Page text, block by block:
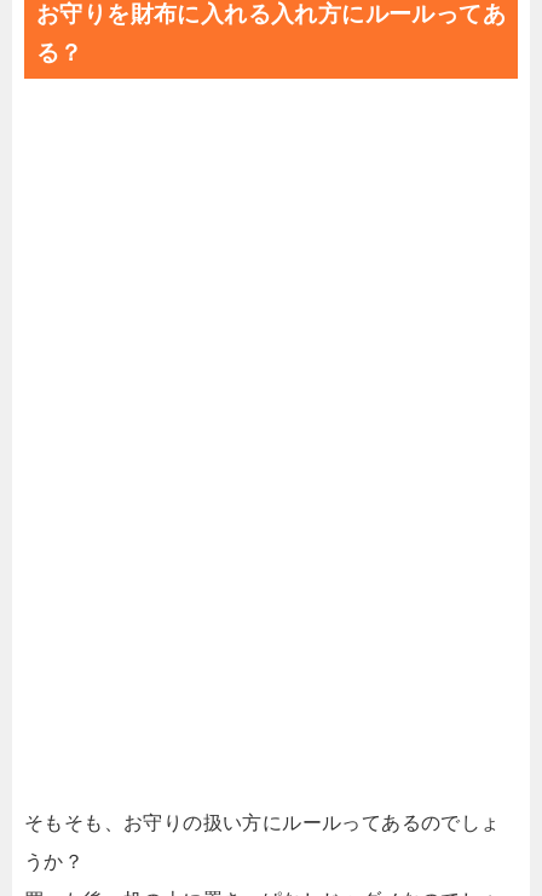
お守りを財布に入れる入れ方にルールってあ
る？
そもそも、お守りの扱い方にルールってあるのでしょ
うか？